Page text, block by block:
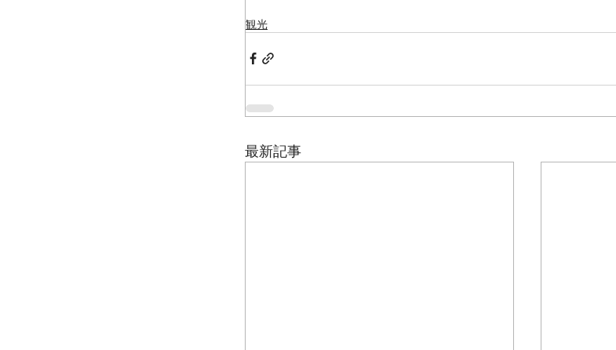
観光
最新記事